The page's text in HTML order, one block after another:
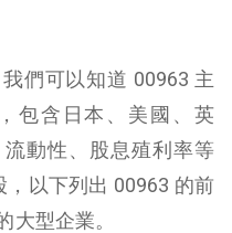
們可以知道 00963 主
包含日本、美國、英
動性、股息殖利率等
以下列出 00963 的前
大型企業。